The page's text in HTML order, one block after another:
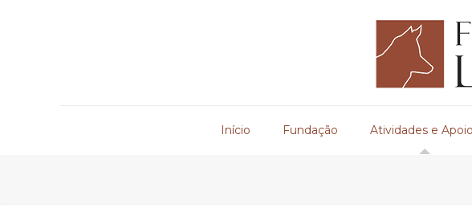
Início Fundação Atividades e